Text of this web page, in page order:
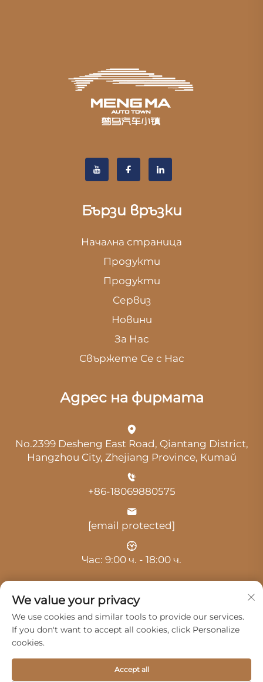
Бързи връзки
Начална страница
Продукти
Продукти
Сервиз
Новини
За Нас
Свържете Се с Нас
Адрес на фирмата
No.2399 Desheng East Road, Qiantang District,
Hangzhou City, Zhejiang Province, Китай
+86-18069880575
[email protected]
Час: 9:00 ч. - 18:00 ч.
Авторско право © 2025 от Ханчжоу Гуанджи
поверителност
We value your privacy
We use cookies and similar tools to provide our services.
If you don't want to accept all cookies, click Personalize
cookies.
Accept all